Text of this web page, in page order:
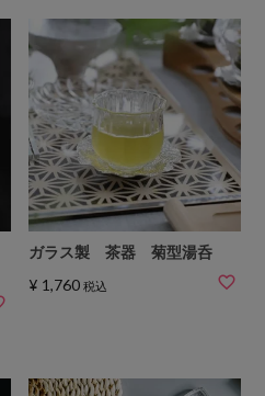
ガラス製 茶器 菊型湯呑
¥ 1,760 税込